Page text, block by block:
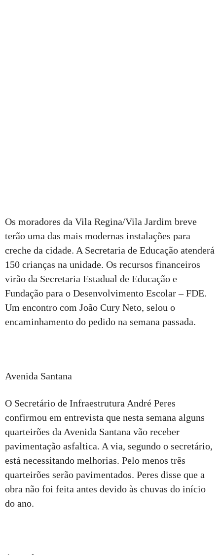
Os moradores da Vila Regina/Vila Jardim breve
terão uma das mais modernas instalações para
creche da cidade. A Secretaria de Educação atenderá
150 crianças na unidade. Os recursos financeiros
virão da Secretaria Estadual de Educação e
Fundação para o Desenvolvimento Escolar – FDE.
Um encontro com João Cury Neto, selou o
encaminhamento do pedido na semana passada.
Avenida Santana
O Secretário de Infraestrutura André Peres
confirmou em entrevista que nesta semana alguns
quarteirões da Avenida Santana vão receber
pavimentação asfaltica. A via, segundo o secretário,
está necessitando melhorias. Pelo menos três
quarteirões serão pavimentados. Peres disse que a
obra não foi feita antes devido às chuvas do início
do ano.